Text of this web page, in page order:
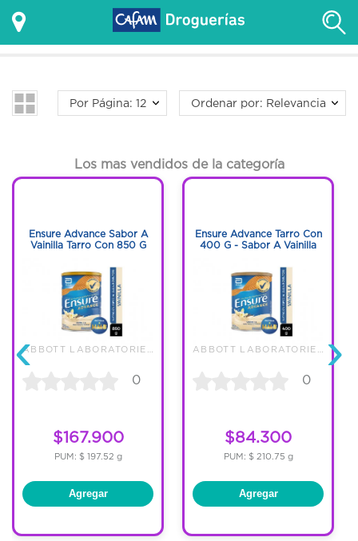
Por Página: 12 Ordenar por: Relevancia
Los mas vendidos de la categoría
‹
Ensure Advance Sabor A
Vainilla Tarro Con 850 G
0
$167.900
PUM: $ 197.52 g
Agregar
Ensure Advance Tarro Con
400 G - Sabor A Vainilla
0
$84.300
PUM: $ 210.75 g
Agregar
›